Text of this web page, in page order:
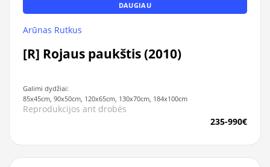
DAUGIAU
Arūnas Rutkus
[R] Rojaus paukštis (2010)
Galimi dydžiai:
85x45cm, 90x50cm, 120x65cm, 130x70cm, 184x100cm
Reprodukcijos ant drobės
235-990€